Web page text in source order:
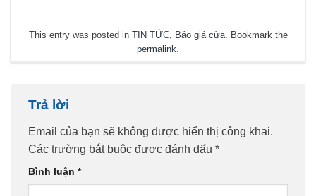
This entry was posted in TIN TỨC, Báo giá cửa. Bookmark the
permalink
Trả lời
Email của bạn sẽ không được hiển thị công khai.
Các trường bắt buộc được đánh dấu *
Bình luận *